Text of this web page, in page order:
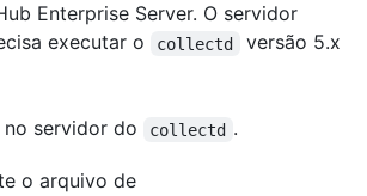
Enterprise Server. O servidor
executar o collectd
versão 5.x
no servidor do collectd .
o arquivo de